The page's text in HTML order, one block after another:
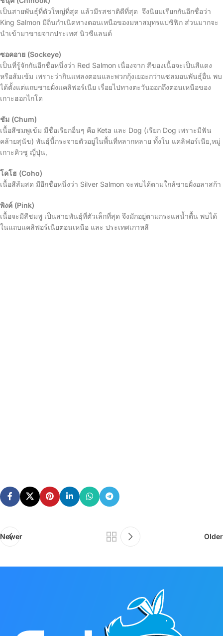
เป็นสายพันธุ์ที่ตัวใหญ่ที่สุด แล้วมีรสชาติดีที่สุด จึงนิยมเรียกกันอีกชื่อว่า
King Salmon มีถิ่นกำเนิดทางตอนเหนือของมหาสมุทรแปซิฟิก ส่วนมากจะ
นำเข้ามาขายจากประเทศ นิวซีแลนด์
ซอคอาย (Sockeye)
เป็นที่รู้จักกันอีกชื่อหนึ่งว่า Red Salmon เนื่องจาก สีของเนื้อจะเป็นสีแดง
หรือส้มเข้ม เพราะว่ากินแพลงตอนและพวกกุ้งเยอะกว่าแซลมอนพันธุ์อื่น พบ
ได้ตั้งแต่แถบชายฝั่งแคลิฟอร์เนีย เรื่อยไปทางตะวันออกถึงตอนเหนือของ
เกาะฮอกไกโด
ชัม (Chum)
เนื้อสีชมพูเข้ม มีชื่อเรียกอื่นๆ คือ Keta และ Dog (เรียก Dog เพราะมีฟัน
คล้ายสุนัข) พันธุ์นี้กระจายตัวอยู่ในพื้นที่หลากหลาย ทั้งใน แคลิฟอร์เนีย,หมู่
เกาะคิวชู ญี่ปุ่น,
โคโฮ (Coho)
เนื้อสีส้มสด มีอีกชื่อหนึ่งว่า Silver Salmon จะพบได้ตามใกล้ชายฝั่งอลาสก้า
พิงค์ (Pink)
เนื้อจะมีสีชมพู เป็นสายพันธุ์ที่ตัวเล็กที่สุด จึงมักอยู่ตามกระแสน้ำตื้น พบได้
ในแถบแคลิฟอร์เนียตอนเหนือ และ ประเทศเกาหลี
Newer Older